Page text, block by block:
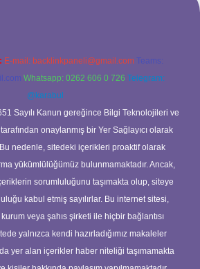
E-mail: backlinkpaneli@gmail.com Teams:
Whatsapp: 0262 606 0 726 Telegram:
@karabul
Sayılı Kanun gereğince Bilgi Teknolojileri ve
onaylanmış bir Yer Sağlayıcı olarak
nedenle, sitedeki içerikleri proaktif olarak
yükümlülüğümüz bulunmamaktadır. Ancak,
sorumluluğunu taşımakta olup, siteye
kabul etmiş sayılırlar. Bu internet sitesi,
veya şahıs şirketi ile hiçbir bağlantısı
yalnızca kendi hazırladığımız makaleler
yer alan içerikler haber niteliği taşımamakta